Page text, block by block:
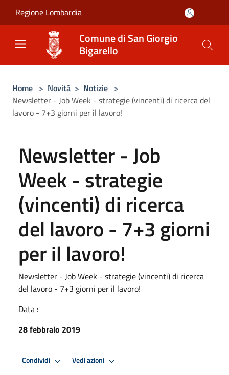
Regione Lombardia
Comune di San Giorgio
Bigarello
Home > Novità > Notizie >
Newsletter - Job Week - strategie (vincenti) di ricerca del
lavoro - 7+3 giorni per il lavoro!
Newsletter - Job
Week - strategie
(vincenti) di ricerca
del lavoro - 7+3 giorni
per il lavoro!
Newsletter - Job Week - strategie (vincenti) di ricerca
del lavoro - 7+3 giorni per il lavoro!
Data :
28 febbraio 2019
Condividi Vedi azioni